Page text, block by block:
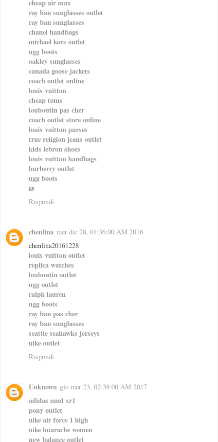
cheap air max
ray ban sunglasses outlet
ray ban sunglasses
chanel handbags
michael kors outlet
ugg boots
oakley sunglasses
canada goose jackets
coach outlet online
louis vuitton
cheap toms
louboutin pas cher
coach outlet store online
louis vuitton purses
true religion jeans outlet
kids lebron shoes
louis vuitton handbags
burberry outlet
ugg boots
as
Rispondi
chenlina mer dic 28, 01:36:00 AM 2016
chenlina20161228
louis vuitton outlet
replica watches
louboutin outlet
ugg outlet
ralph lauren
ugg boots
ray ban pas cher
ray ban sunglasses
seattle seahawks jerseys
nike outlet
Rispondi
Unknown gio mar 23, 02:38:00 AM 2017
adidas nmd xr1
pony outlet
nike air force 1 high
nike huarache women
new balance outlet